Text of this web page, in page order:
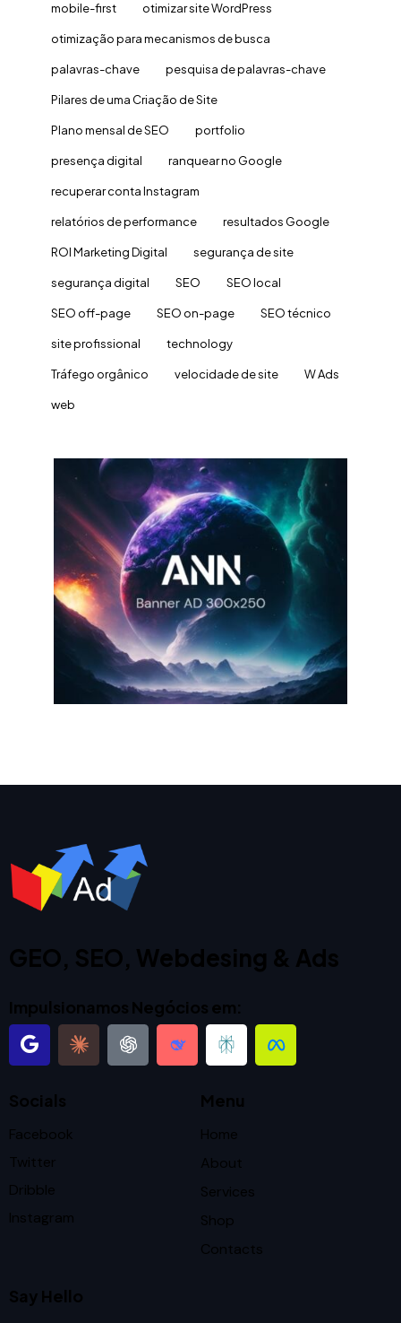
mobile-first otimizar site WordPress
otimização para mecanismos de busca
palavras-chave pesquisa de palavras-chave
Pilares de uma Criação de Site
Plano mensal de SEO portfolio
presença digital ranquear no Google
recuperar conta Instagram
relatórios de performance resultados Google
ROI Marketing Digital segurança de site
segurança digital SEO SEO local
SEO off-page SEO on-page SEO técnico
site profissional technology
Tráfego orgânico velocidade de site W Ads
web
GEO, SEO, Webdesing & Ads
Impulsionamos Negócios em:
Socials
Facebook
Twitter
Dribble
Instagram
Menu
Home
About
Services
Shop
Contacts
Say Hello